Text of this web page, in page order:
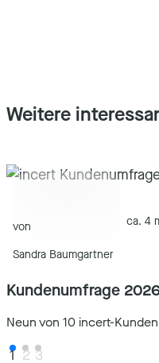
Weitere
von
Sandra Baumgartner
ca. 4
Kundenumfrage
Neun von 10 incert-
1 2 3